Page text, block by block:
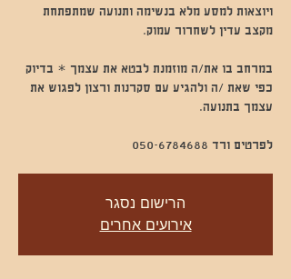
ויוצאות למסע מלא בנשימה ותנועה שמתפתחת
במרחב בו את/ה מוזמנת לבטא את עצמך * בדיוק
כפי שאת /ה ולהגיע עם סקרנות ורצון לפגוש את
לפרטים ורד 050-6784688
הרישום נסגר
אירועים אחרים